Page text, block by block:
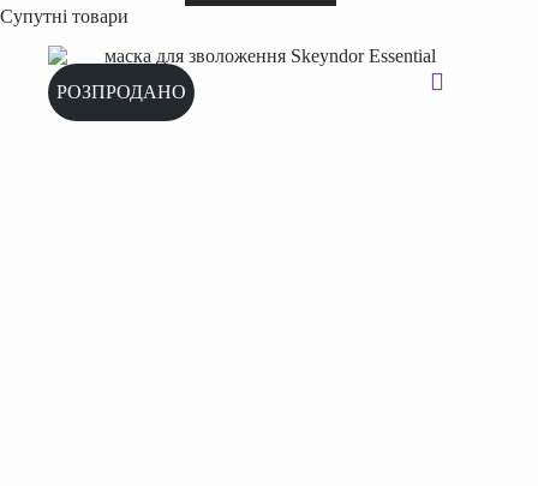
Супутні товари
РОЗПРОДАНО